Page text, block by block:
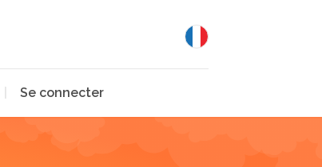
Se connecter